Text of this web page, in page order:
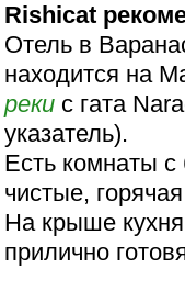
Rishicat
Отель в
находится на
реки с гата
указатель).
Есть комнаты с
чистые,
На крыше
прилично